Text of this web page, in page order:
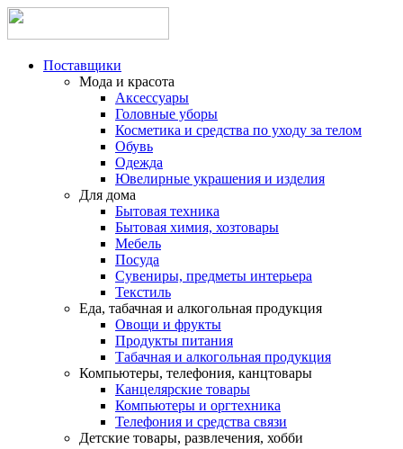
Поставщики
Мода и красота
Аксессуары
Головные уборы
Косметика и средства по уходу за телом
Обувь
Одежда
Ювелирные украшения и изделия
Для дома
Бытовая техника
Бытовая химия, хозтовары
Мебель
Посуда
Сувениры, предметы интерьера
Текстиль
Еда, табачная и алкогольная продукция
Овощи и фрукты
Продукты питания
Табачная и алкогольная продукция
Компьютеры, телефония, канцтовары
Канцелярские товары
Компьютеры и оргтехника
Телефония и средства связи
Детские товары, развлечения, хобби